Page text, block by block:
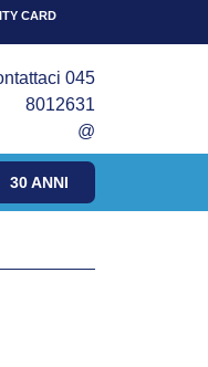
GRATIS! ***
CARD
045
8012631
@
30 ANNI